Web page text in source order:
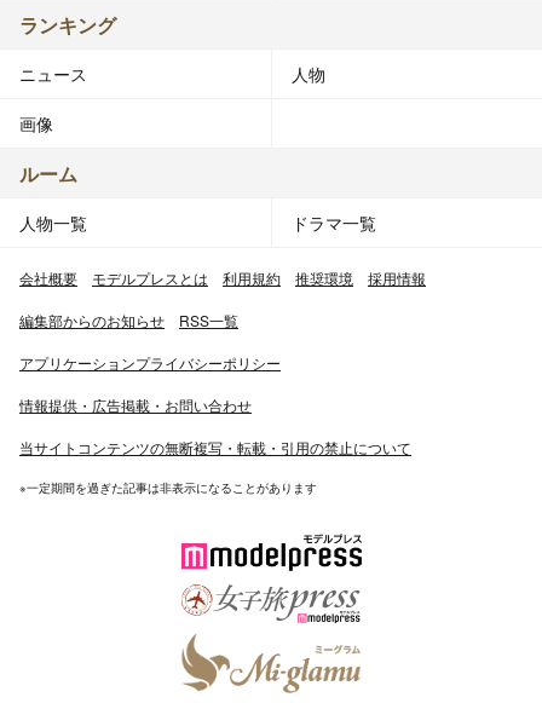
ランキング
ニュース 人物
画像
ルーム
人物一覧 ドラマ一覧
会社概要 モデルプレスとは 利用規約 推奨環境 採用情報
編集部からのお知らせ RSS一覧
アプリケーションプライバシーポリシー
情報提供・広告掲載・お問い合わせ
当サイトコンテンツの無断複写・転載・引用の禁止について
※一定期間を過ぎた記事は非表示になることがあります